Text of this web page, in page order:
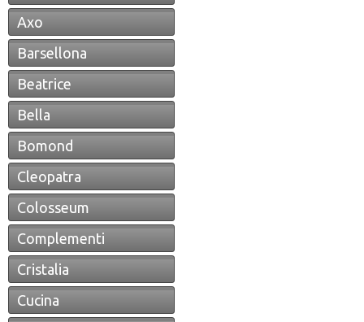
Axo
Barsellona
Beatrice
Bella
Bomond
Cleopatra
Colosseum
Complementi
Cristalia
Cucina